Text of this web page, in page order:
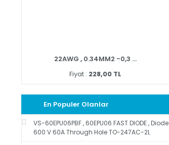
22AWG , 0.34MM2 -0,3 ...
Fiyat : 228,00 TL
En Populer Olanlar
VS-60EPU06PBF , 60EPU06 FAST DIODE , Diode
600 V 60A Through Hole TO-247AC-2L